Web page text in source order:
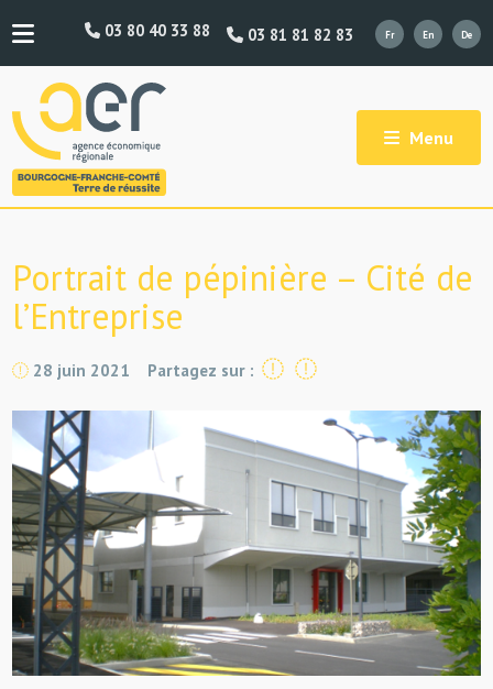
03 81 81 82 83
03 80 40 33 88
Menu
Portrait de pépinière – Cité de
l’Entreprise
28 juin 2021 Partagez sur :